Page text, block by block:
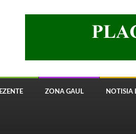
ZONA GAUL NOTISIA